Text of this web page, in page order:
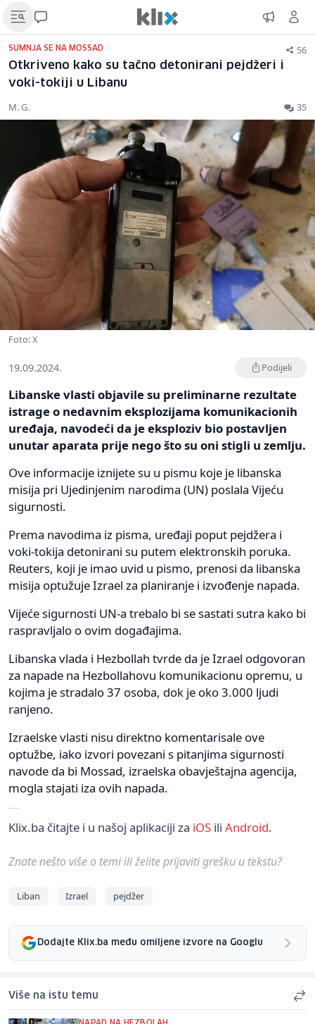
SUMNJA SE NA MOSSAD 56
Otkriveno kako su tačno detonirani pejdžeri i
voki-tokiji u Libanu
M. G. 35
Foto: X
19.09.2024. Podijeli
Libanske vlasti objavile su preliminarne rezultate
istrage o nedavnim eksplozijama komunikacionih
uređaja, navodeći da je eksploziv bio postavljen
unutar aparata prije nego što su oni stigli u zemlju.
Ove informacije iznijete su u pismu koje je libanska
misija pri Ujedinjenim narodima (UN) poslala Vijeću
sigurnosti.
Prema navodima iz pisma, uređaji poput pejdžera i
voki-tokija detonirani su putem elektronskih poruka.
Reuters, koji je imao uvid u pismo, prenosi da libanska
misija optužuje Izrael za planiranje i izvođenje napada.
Vijeće sigurnosti UN-a trebalo bi se sastati sutra kako bi
raspravljalo o ovim događajima.
Libanska vlada i Hezbollah tvrde da je Izrael odgovoran
za napade na Hezbollahovu komunikacionu opremu, u
kojima je stradalo 37 osoba, dok je oko 3.000 ljudi
ranjeno.
Izraelske vlasti nisu direktno komentarisale ove
optužbe, iako izvori povezani s pitanjima sigurnosti
navode da bi Mossad, izraelska obavještajna agencija,
mogla stajati iza ovih napada.
Klix.ba čitajte i u našoj aplikaciji za iOS ili Android.
Znate nešto više o temi ili želite prijaviti grešku u tekstu?
Liban Izrael pejdžer
Dodajte Klix.ba među omiljene izvore na Googlu
Više na istu temu